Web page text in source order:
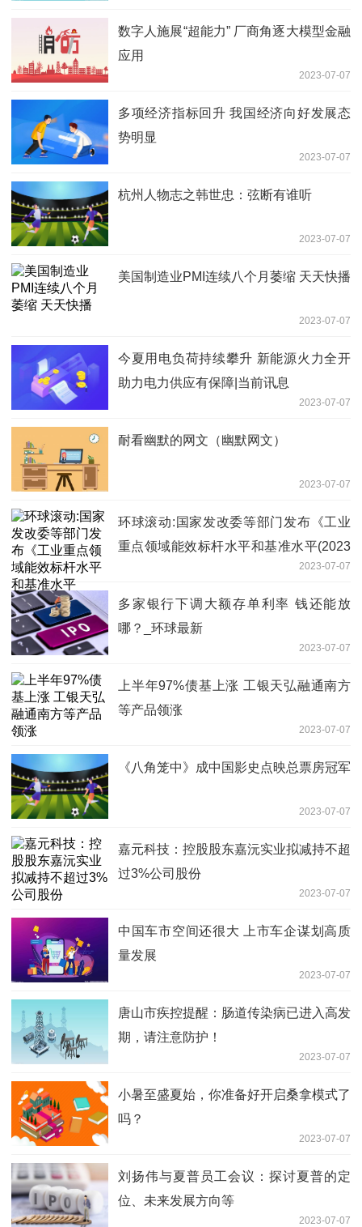
数字人施展“超能力” 厂商角逐大模型金融
应用
2023-07-07
多项经济指标回升 我国经济向好发展态
势明显
2023-07-07
杭州人物志之韩世忠：弦断有谁听
2023-07-07
美国制造业PMI连续八个月萎缩 天天快播
2023-07-07
今夏用电负荷持续攀升 新能源火力全开
助力电力供应有保障|当前讯息
2023-07-07
耐看幽默的网文（幽默网文）
2023-07-07
环球滚动:国家发改委等部门发布《工业
重点领域能效标杆水平和基准水平(2023
2023-07-07
多家银行下调大额存单利率 钱还能放
哪？_环球最新
2023-07-07
上半年97%债基上涨 工银天弘融通南方
等产品领涨
2023-07-07
《八角笼中》成中国影史点映总票房冠军
2023-07-07
嘉元科技：控股股东嘉沅实业拟减持不超
过3%公司股份
2023-07-07
中国车市空间还很大 上市车企谋划高质
量发展
2023-07-07
唐山市疾控提醒：肠道传染病已进入高发
期，请注意防护！
2023-07-07
小暑至盛夏始，你准备好开启桑拿模式了
吗？
2023-07-07
刘扬伟与夏普员工会议：探讨夏普的定
位、未来发展方向等
2023-07-07